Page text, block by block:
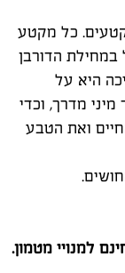
מדרך, וכדי
ואת הטבע
למנויי מטמון.